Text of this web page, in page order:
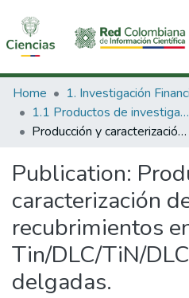
Communities & Collections
All of DSpace
Home
1.1 Productos de investigación
Producción y caracterización de recubrimientos en multicapas de Tin/DLC/TiN/DLC en películas delgadas.
Publication:
caracterización
recubrimientos
Tin/DLC/TiN/
delgadas.